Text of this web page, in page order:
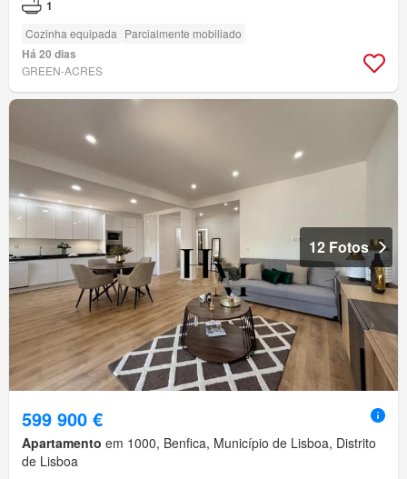
1
Cozinha equipada Parcialmente mobiliado
Há 20 dias
GREEN-ACRES
12 Fotos
599 900 €
Apartamento em 1000, Benfica, Município de Lisboa, Distrito
de Lisboa